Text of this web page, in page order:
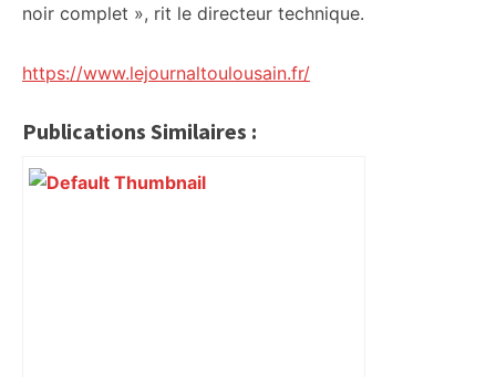
noir complet », rit le directeur technique.
https://www.lejournaltoulousain.fr/
Publications Similaires :